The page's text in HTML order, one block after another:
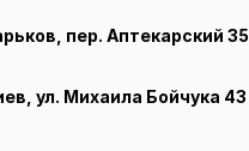
пер. Аптекарский 35
ул. Михаила Бойчука 43